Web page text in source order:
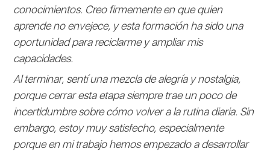
conocimientos. Creo firmemente en que quien
aprende no envejece, y esta formación ha sido una
oportunidad para reciclarme y ampliar mis
capacidades.
Al terminar, sentí una mezcla de alegría y nostalgia,
porque cerrar esta etapa siempre trae un poco de
incertidumbre sobre cómo volver a la rutina diaria. Sin
embargo, estoy muy satisfecho, especialmente
porque en mi trabajo hemos empezado a desarrollar